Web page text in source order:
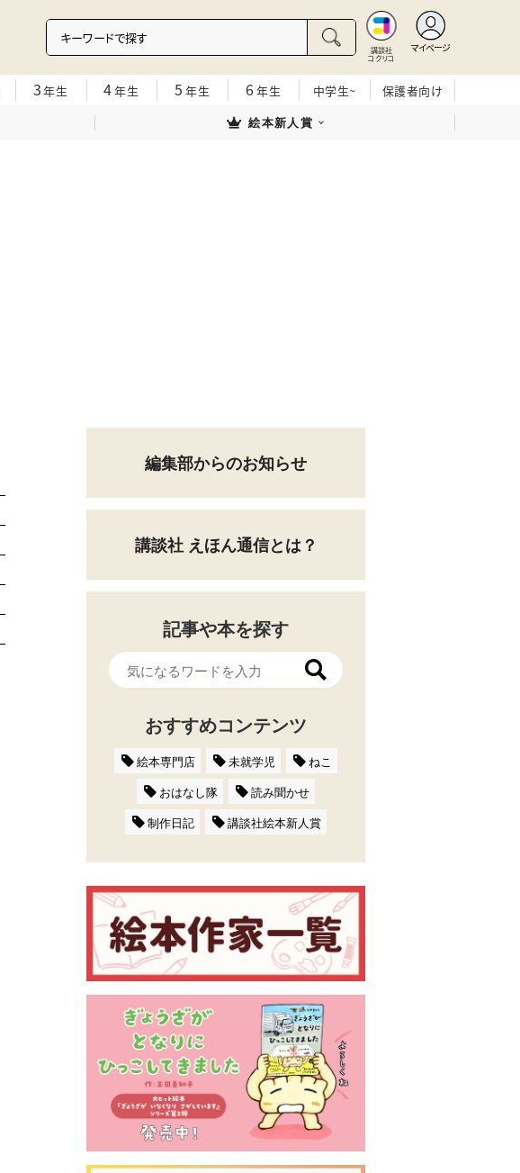
講談社
コクリコ
マイページ
3年生 4年生 5 年生 6 年生 中学生~
保護者向け
絵本新人賞
編集部からのお知らせ
講談社 えほん通信とは？
記事や本を探す
おすすめコンテンツ
絵本専門店 未就学児
ねこ
おはなし隊
読み聞かせ
制作日記
講談社絵本新人賞